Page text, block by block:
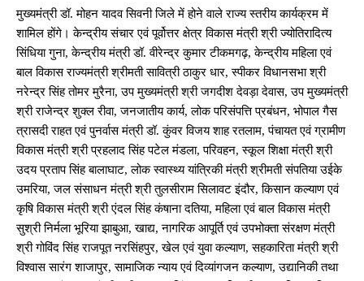
मुख्यमंत्री डॉ. मोहन यादव सिवनी जिले में होने वाले राज्य स्तरीय कार्यक्रम में
शामिल होंगे। केन्द्रीय संचार एवं पूर्वोत्तर क्षेत्र विकास मंत्री श्री ज्योतिरादित्य
सिंधिया गुना, केन्द्रीय मंत्री डॉ. वीरेन्द्र कुमार टीकमगढ़, केन्द्रीय महिला एवं
बाल विकास राज्यमंत्री श्रीमती सावित्री ठाकुर धार, स्पीकर विधानसभा श्री
नरेन्द्र सिंह तोमर मुरैना, उप मुख्यमंत्री श्री जगदीश देवड़ा देवास, उप मुख्यमंत्री
श्री राजेन्द्र शुक्ल रीवा, जनजातीय कार्य, लोक परिसंपत्ति प्रबंधन, भोपाल गैस
त्रासदी राहत एवं पुनर्वास मंत्री डॉ. कुंवर विजय शाह रतलाम, पंचायत एवं ग्रामीण
विकास मंत्री श्री प्रहलाद सिंह पटेल मंडला, परिवहन, स्कूल शिक्षा मंत्री श्री
उदय प्रताप सिंह बालाघाट, लोक स्वास्थ्य यांत्रिकी मंत्री श्रीमती संपतिया उईके
उमरिया, जल संसाधन मंत्री श्री तुलसीराम सिलावट इंदौर, किसान कल्याण एवं
कृषि विकास मंत्री श्री एंदल सिंह कंषाना दतिया, महिला एवं बाल विकास मंत्री
सुश्री निर्मला भूरिया झाबुआ, खाद्य, नागरिक आपूर्ति एवं उपभोक्ता संरक्षण मंत्री
श्री गोविंद सिंह राजपूत नरसिंहपुर, खेल एवं युवा कल्याण, सहकारिता मंत्री श्री
विश्वास सारंग शाजापुर, सामाजिक न्याय एवं दिव्यांगजन कल्याण, उद्यानिकी तथा